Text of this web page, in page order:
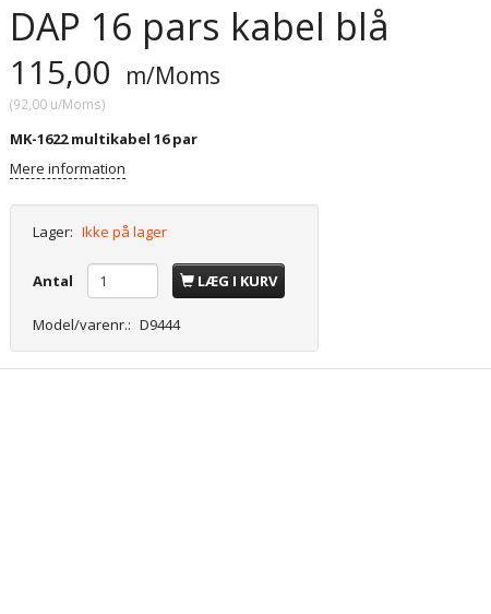
DAP 16 pars kabel blå
115,00 m/Moms
(92,00 u/Moms)
MK-1622 multikabel 16 par
Mere information
Lager: Ikke på lager
Antal LÆG I KURV
Model/varenr.: D9444